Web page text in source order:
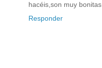
hacéis,son muy bonitas
Responder